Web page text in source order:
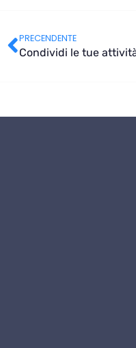
PRECENDENTE
Condividi le tue